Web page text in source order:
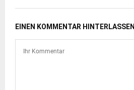
EINEN KOMMENTAR HINTERLASSEN